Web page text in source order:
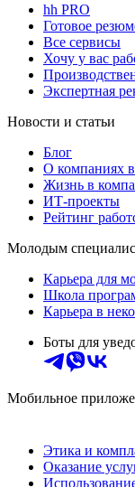
hh PRO
Готовое
Все сервисы
Хочу у вас
Экспертная
Новости и статьи
Блог
О компаниях
Жизнь в
ИТ-проекты
Рейтинг
Молодым
Карьера для
Школа
Карьера в
Боты для
Мобильное
Этика и
Оказание